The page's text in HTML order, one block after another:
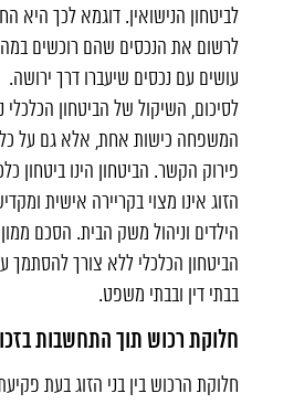
לביטחון הנישואין. דוגמא לכך היא
לרשום את הנכסים שהם רוכשים
עושים עם נכסים שיעברו דרך ירושה.
לסיכום, השיקול של הביטחון הכלכלי
המשפחה כישות אחת, אלא גם על
פירוק הקשר. הביטחון הינו ביטחון
הזוג אינו מצוי בקריירה אישית
הילדים וניהול משק הבית. הסכם
הביטחון הכלכלי ללא צורך להסתמך
בבתי דין ובבתי משפט.
חלוקת רכוש תוך התחשבות
חלוקת הרכוש בין בני הזוג בעת